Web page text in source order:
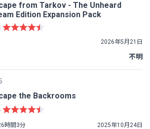
from Tarkov - The Unheard
Edition Expansion Pack
不明
2026年5月21日
the Backrooms
時間3分 2025年10月24日